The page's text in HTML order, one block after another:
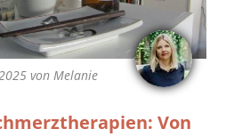
von Melanie
Von